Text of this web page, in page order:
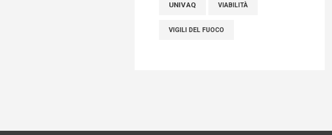
UNIVAQ VIABILITÀ
VIGILI DEL FUOCO